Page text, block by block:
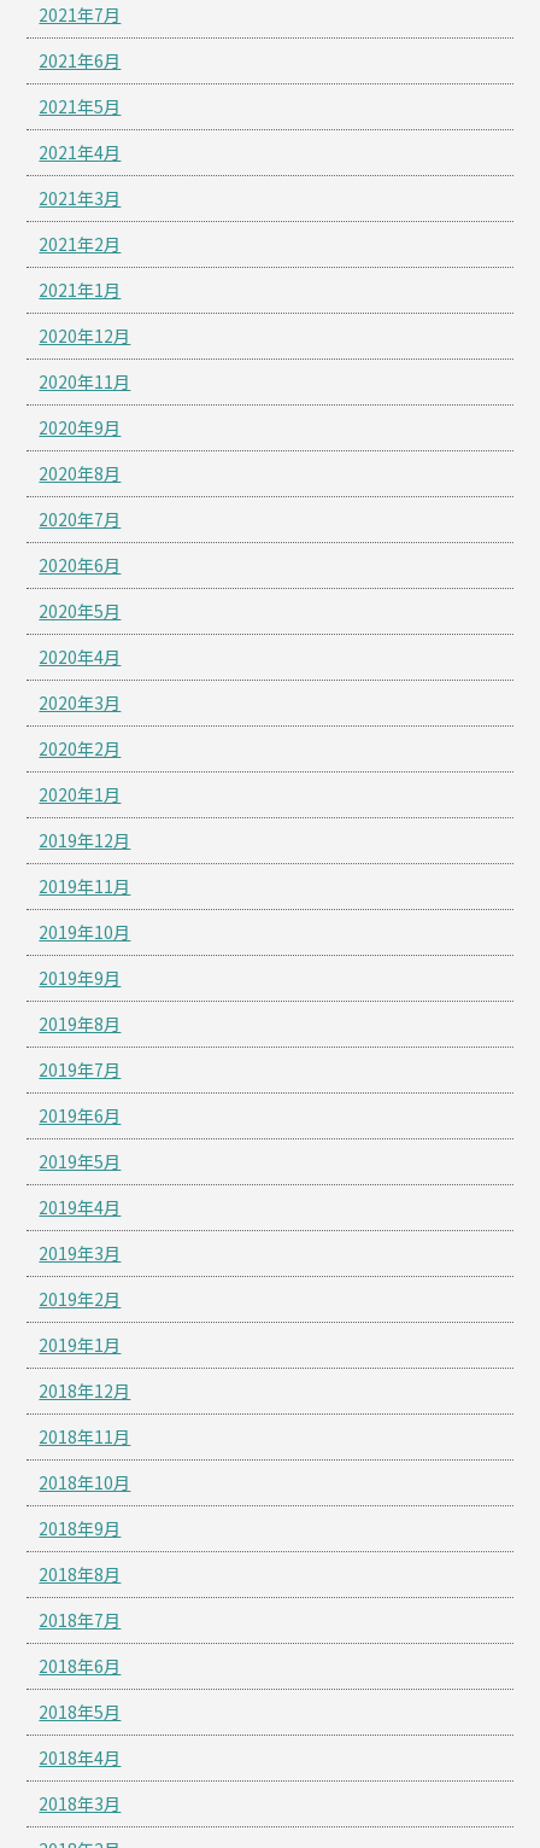
2021年7月
2021年6月
2021年5月
2021年4月
2021年3月
2021年2月
2021年1月
2020年12月
2020年11月
2020年9月
2020年8月
2020年7月
2020年6月
2020年5月
2020年4月
2020年3月
2020年2月
2020年1月
2019年12月
2019年11月
2019年10月
2019年9月
2019年8月
2019年7月
2019年6月
2019年5月
2019年4月
2019年3月
2019年2月
2019年1月
2018年12月
2018年11月
2018年10月
2018年9月
2018年8月
2018年7月
2018年6月
2018年5月
2018年4月
2018年3月